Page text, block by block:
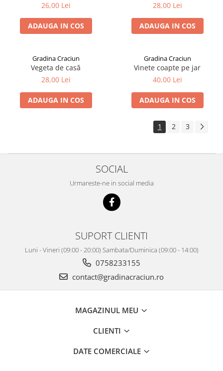
26,00 Lei
ADAUGA IN COS
28,00 Lei
ADAUGA IN COS
Gradina Craciun
Vegeta de casă
28,00 Lei
ADAUGA IN COS
Gradina Craciun
Vinete coapte pe jar
40,00 Lei
ADAUGA IN COS
1 2 3
SOCIAL
Urmareste-ne in social media
SUPORT CLIENTI
Luni - Vineri (09:00 - 20:00) Sambata/Duminica (09:00 - 14:00)
0758233155
contact@gradinacraciun.ro
MAGAZINUL MEU
CLIENTI
DATE COMERCIALE